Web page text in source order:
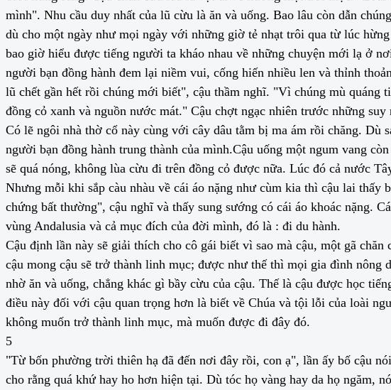
mình". Nhu cầu duy nhất của lũ cừu là ăn và uống. Bao lâu còn dẫn
dù cho một ngày như mọi ngày với những giờ tẻ nhạt trôi qua từ lúc
bao giờ hiểu được tiếng người ta kháo nhau về những chuyện mới lạ ở
người bạn đồng hành đem lại niềm vui, cống hiến nhiều len và thỉnh
lũ chết gần hết rồi chúng mới biết", cậu thầm nghĩ. "Vì chúng mù quáng
đồng cỏ xanh và nguồn nước mát." Cậu chợt ngạc nhiên trước những
Có lẽ ngôi nhà thờ cổ này cùng với cây dâu tằm bị ma ám rồi chăng.
người bạn đồng hành trung thành của mình.Cậu uống một ngum vang
sẽ quá nóng, không lùa cừu đi trên đồng cỏ được nữa. Lúc đó cả nước
Nhưng mỗi khi sắp càu nhàu về cái áo nặng như cùm kia thì cậu lai
chứng bất thường", cậu nghĩ và thấy sung sướng có cái áo khoác nặng.
vùng Andalusia và cả mục đích của đời mình, đó là : đi du hành.
Cậu định lần này sẽ giải thích cho cô gái biết vì sao mà cậu, một gã
cậu mong cậu sẽ trở thành linh mục; được như thế thì mọi gia đình
nhờ ăn và uống, chẳng khác gì bầy cừu của cậu. Thế là cậu được học
điều này đối với cậu quan trọng hơn là biết về Chúa và tội lỗi của loài
không muốn trở thành linh mục, mà muốn được đi đây đó.
5
"Từ bốn phường trời thiên hạ đã đến nơi đây rồi, con ạ", lần ấy bố cậu
cho rằng quá khứ hay ho hơn hiện tại. Dù tóc họ vàng hay da họ ngăm,